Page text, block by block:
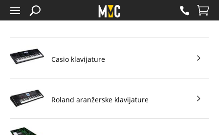
Casio klavijature
Roland aranžerske klavijature